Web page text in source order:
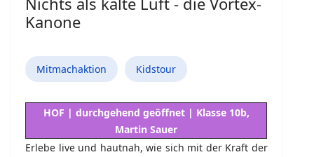
Kanone
Mitmachaktion Kidstour
HOF | durchgehend geöffnet | Klasse 10b,
Martin Sauer
Erlebe live und hautnah, wie sich mit der Kraft der